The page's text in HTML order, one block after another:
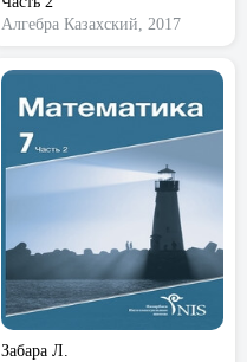
Алгебра Казахский, 2017
Забара Л.